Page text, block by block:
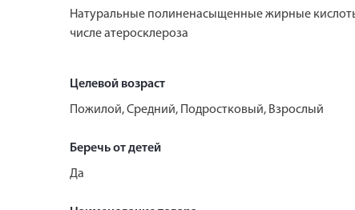
Натуральные полиненасыщенные жирные
числе атеросклероза
Целевой возраст
Пожилой, Средний, Подростковый, Взрослый
Беречь от детей
Да